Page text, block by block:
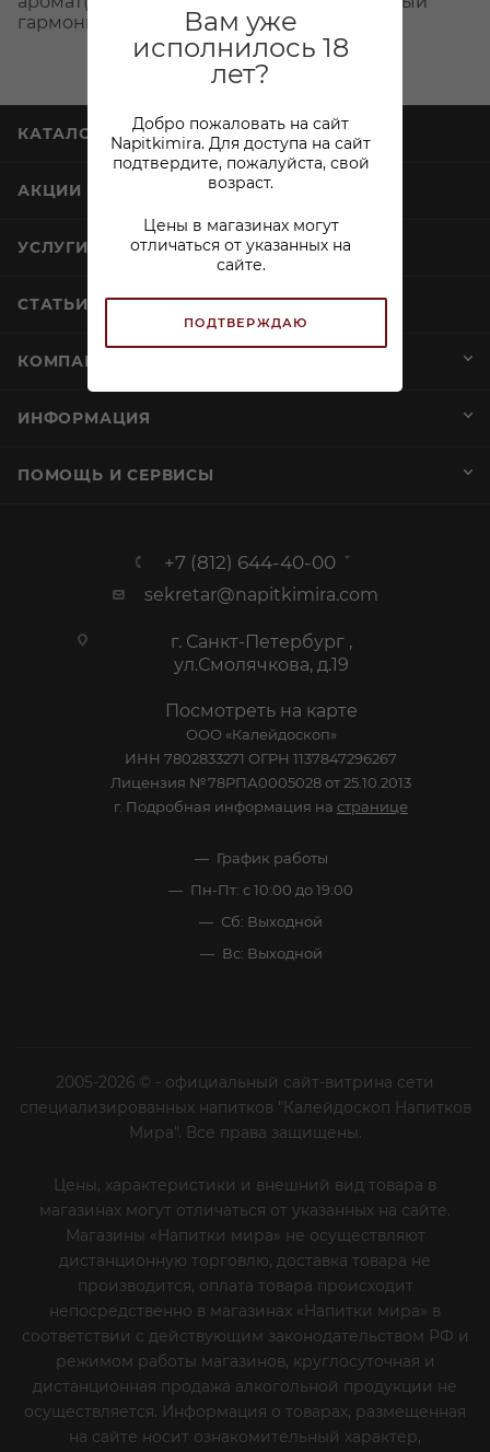
Вам уже
исполнилось 18
лет?
Добро пожаловать на сайт
Napitkimira. Для доступа на сайт
подтвердите, пожалуйста, свой
возраст.
Цены в магазинах могут
отличаться от указанных на
сайте.
ПОДТВЕРЖДАЮ
гармоничный вкус
КАТАЛОГ
АКЦИИ
УСЛУГИ
СТАТЬИ
КОМПАНИЯ
ИНФОРМАЦИЯ
ПОМОЩЬ И СЕРВИСЫ
+7 (812) 644-40-00
sekretar@napitkimira.com
г. Санкт-Петербург ,
ул.Смолячкова, д.19
Посмотреть на карте
ООО «Калейдоскоп»
ИНН 7802833271 ОГРН 1137847296267
Лицензия №78РПА0005028 от 25.10.2013
г. Подробная информация на странице
График работы
Пн-Пт: с 10:00 до 19:00
Сб: Выходной
Вс: Выходной
2005-2026 © - официальный сайт-витрина сети
специализированных напитков "Калейдоскоп Напитков
Мира". Все права защищены.
Цены, характеристики и внешний вид товара в
магазинах могут отличаться от указанных на сайте.
Магазины «Напитки мира» не осуществляют
дистанционную торговлю, доставка товара не
производится, оплата товара происходит
непосредственно в магазинах «Напитки мира» в
соответствии с действующим законодательством РФ и
режимом работы магазинов, круглосуточная и
дистанционная продажа алкогольной продукции не
осуществляется. Информация о товарах, размещенная
на сайте носит ознакомительный характер,